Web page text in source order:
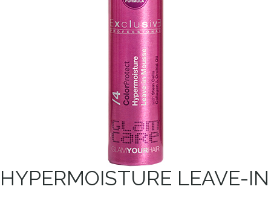
HYPERMOISTURE LEAVE-IN